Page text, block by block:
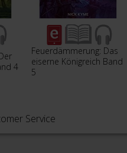
4
Feuerdämmerung: Das
eiserne Königreich Band
5
Service